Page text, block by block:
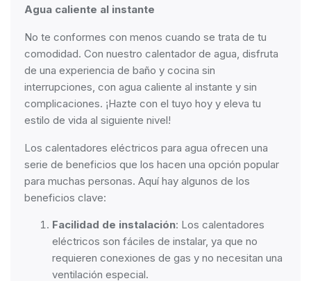
Agua caliente al instante
No te conformes con menos cuando se trata de tu
comodidad. Con nuestro calentador de agua, disfruta
de una experiencia de baño y cocina sin
interrupciones, con agua caliente al instante y sin
complicaciones. ¡Hazte con el tuyo hoy y eleva tu
estilo de vida al siguiente nivel!
Los calentadores eléctricos para agua ofrecen una
serie de beneficios que los hacen una opción popular
para muchas personas. Aquí hay algunos de los
beneficios clave:
Facilidad de instalación: Los calentadores
eléctricos son fáciles de instalar, ya que no
requieren conexiones de gas y no necesitan una
ventilación especial.